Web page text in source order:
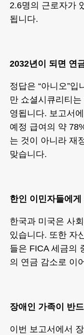
2.6명의 근로자가
됩니다.
2032년이 되면 연
정답은 “아니오”
만 쇼셜시큐리티
영됩니다. 보고서
예정 급여의 약
는 것이 아니라 재
맞습니다.
한인 이민자들에게
한국과 미국은 사
있습니다. 또한 자
들은 FICA 세금의
의 연금 감소로 이
장애인 가족이 반
이번 보고서에서